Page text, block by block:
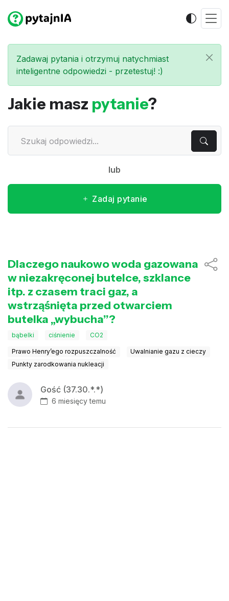
Zadawaj pytania i otrzymuj natychmiast
inteligentne odpowiedzi - przetestuj! :)
Jakie masz pytanie?
lub
Zadaj pytanie
Dlaczego naukowo woda gazowana
w niezakręconej butelce, szklance
itp. z czasem traci gaz, a
wstrząśnięta przed otwarciem
butelka „wybucha”?
bąbelki ciśnienie CO2
Prawo Henry’ego rozpuszczalność
Uwalnianie gazu z cieczy
Punkty zarodkowania nukleacji
Gość (37.30.*.*)
6 miesięcy temu